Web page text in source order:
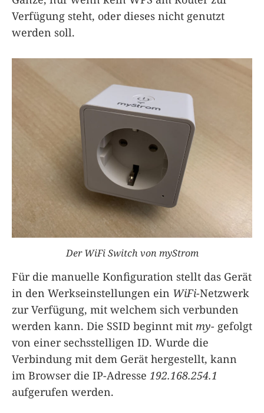
Verfügung steht, oder dieses nicht genutzt
werden soll.
Der WiFi Switch von myStrom
Für die manuelle Konfiguration stellt das Gerät
in den Werkseinstellungen ein WiFi-Netzwerk
zur Verfügung, mit welchem sich verbunden
werden kann. Die SSID beginnt mit my- gefolgt
von einer sechsstelligen ID. Wurde die
Verbindung mit dem Gerät hergestellt, kann
im Browser die IP-Adresse 192.168.254.1
aufgerufen werden.